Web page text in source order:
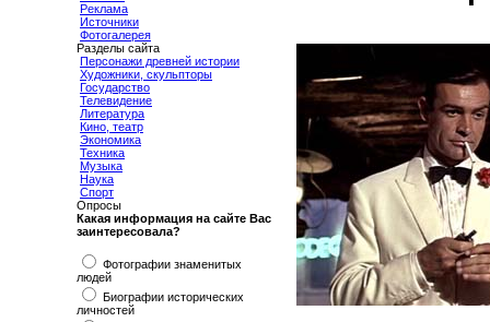
Реклама
Источники
Фотогалерея
Разделы сайта
Персонажи древней истории
Художники, скульпторы
Государство
Телевидение
Литература
Кино, театр
Экономика
Техника
Музыка
Наука
Спорт
Опросы
Какая информация на сайте Вас
заинтересовала?
Фотографии знаменитых
людей
Биографии исторических
личностей